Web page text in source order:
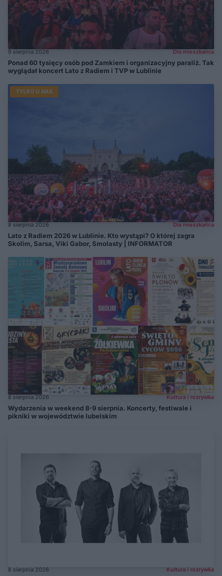
9 sierpnia 2026 Dla mieszkańca
Ponad 60 tysięcy osób pod Zamkiem i organizacyjny paraliż. Tak
wyglądał koncert Lato z Radiem i TVP w Lublinie
TYLKO U NAS
8 sierpnia 2026 Dla mieszkańca
Lato z Radiem 2026 w Lublinie. Kto wystąpi? O której zagra
Skolim, Sarsa, Viki Gabor, Smolasty | INFORMATOR
8 sierpnia 2026 Kultura i rozrywka
Wydarzenia w weekend 8-9 sierpnia. Koncerty, festiwale i
pikniki w województwie lubelskim
8 sierpnia 2026 Kultura i rozrywka